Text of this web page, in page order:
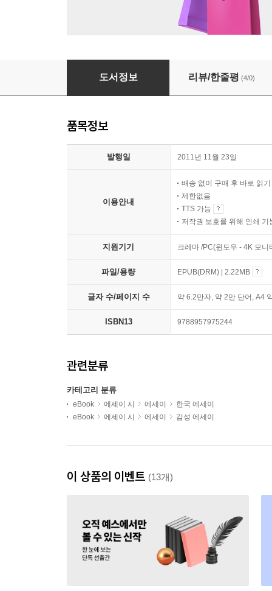
사랑한다 사랑하지 않는다
도서정보 리뷰/한줄평 (4/0)
품목정보
발행일 2011년 11월 23일
이용안내
배송 없이 구매 후 바로 읽기
제한없음
TTS 가능
저작권 보호를 위해 인쇄 기
지원기기 크레마 /PC(윈도우 - 4K 모
파일/용량 EPUB(DRM) | 2.22MB
글자 수/페이지 수 약 6.2만자, 약 2만 단어, A4
ISBN13 9788957975244
관련분류
카테고리 분류
eBook 에세이 시 에세이
한국 에세이
eBook
에세이 시 에세이 감성 에세이
이 상품의 이벤트 (13개)